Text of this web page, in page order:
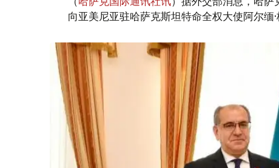
向亚美尼亚驻哈萨克斯坦特命全权大使阿尔缅·